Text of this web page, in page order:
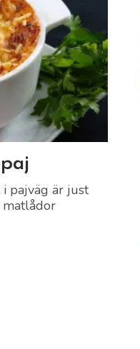
pajväg är just
matlådor